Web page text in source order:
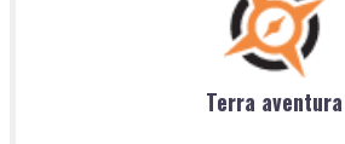
Terra aventura